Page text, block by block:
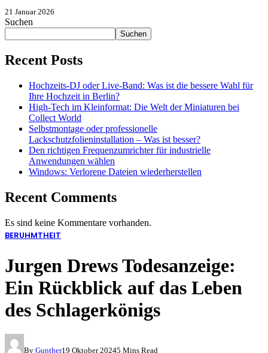
21 Januar 2026
Suchen
Suchen
Recent Posts
Hochzeits-DJ oder Live-Band: Was ist die bessere Wahl für
Ihre Hochzeit in Berlin?
High-Tech im Kleinformat: Die Welt der Miniaturen bei
Collect World
Selbstmontage oder professionelle
Lackschutzfolieninstallation – Was ist besser?
Den richtigen Frequenzumrichter für industrielle
Anwendungen wählen
Windows: Verlorene Dateien wiederherstellen
Recent Comments
Es sind keine Kommentare vorhanden.
BERUHMTHEIT
Jurgen Drews Todesanzeige:
Ein Rückblick auf das Leben
des Schlagerkönigs
By Gunther19 Oktober 20245 Mins Read